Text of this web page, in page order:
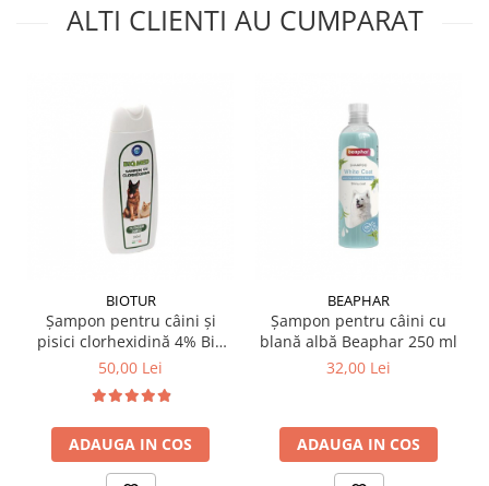
ALTI CLIENTI AU CUMPARAT
BIOTUR
Șampon pentru câini și
pisici clorhexidină 4% Bio
Med 300 ml
50,00 Lei
ADAUGA IN COS
BEAPHAR
Șampon pentru câini cu
blană albă Beaphar 250 ml
32,00 Lei
ADAUGA IN COS